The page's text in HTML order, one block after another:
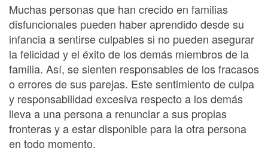
Muchas personas que han crecido en familias
disfuncionales pueden haber aprendido desde su
infancia a sentirse culpables si no pueden asegurar
la felicidad y el éxito de los demás miembros de la
familia. Así, se sienten responsables de los fracasos
o errores de sus parejas. Este sentimiento de culpa
y responsabilidad excesiva respecto a los demás
lleva a una persona a renunciar a sus propias
fronteras y a estar disponible para la otra persona
en todo momento.